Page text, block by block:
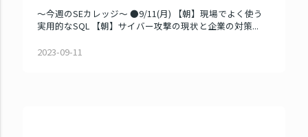
～今週のSEカレッジ～ ●9/11(月) 【朝】現場でよく使う
実用的なSQL 【朝】サイバー攻撃の現状と企業の対策...
2023-09-11